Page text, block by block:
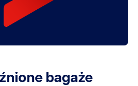
bagaże